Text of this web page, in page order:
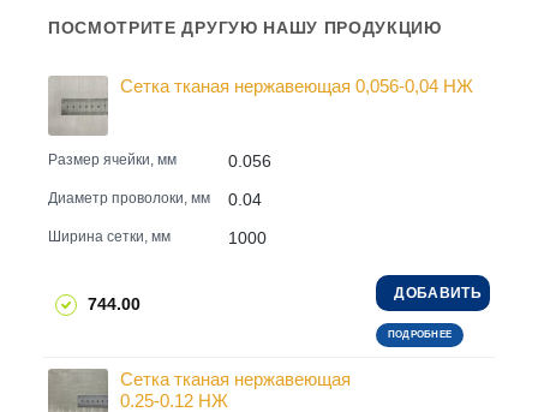
ПОСМОТРИТЕ ДРУГУЮ НАШУ ПРОДУКЦИЮ
Сетка тканая нержавеющая 0,056-0,04 НЖ
Размер ячейки, мм 0.056
Диаметр проволоки, мм 0.04
Ширина сетки, мм 1000
744.00
ДОБАВИТЬ
ПОДРОБНЕЕ
Сетка тканая нержавеющая
0.25-0.12 НЖ